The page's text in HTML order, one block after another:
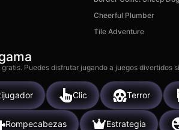
Cheerful Plumber
Tile Adventure
Puedes disfrutar jugando a juegos
Clic Terror
Rompecabezas Estrategia